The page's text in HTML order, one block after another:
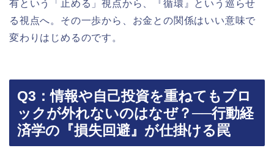
有という「止める」視点から、『循環』という巡らせ
る視点へ。その一歩から、お金との関係はいい意味で
変わりはじめるのです。
Q3：情報や自己投資を重ねてもブロ
ックが外れないのはなぜ？──行動経
済学の『損失回避』が仕掛ける罠